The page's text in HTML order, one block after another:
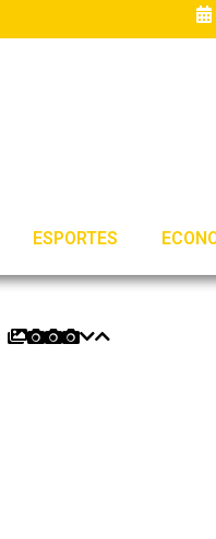
ESPORTES